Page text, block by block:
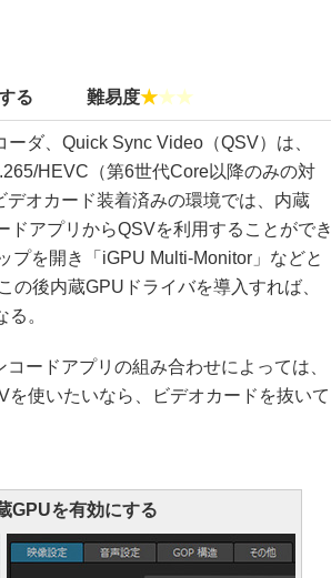
する 難易度★★★
ダ、Quick Sync Video（QSV）は、
HEVC（第6世代Core以降のみの対
オカード装着済みの環境では、内蔵
アプリからQSVを利用することができ
プを開き「iGPU Multi-Monitor」などと
の後内蔵GPUドライバを導入すれば、
。
ードアプリの組み合わせによっては、
使いたいなら、ビデオカードを抜いて
GPUを有効にする